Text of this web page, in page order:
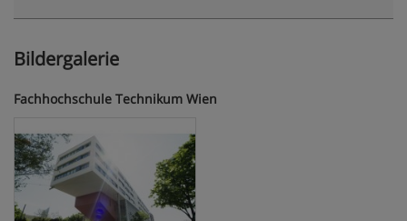
Bildergalerie
Fachhochschule Technikum Wien